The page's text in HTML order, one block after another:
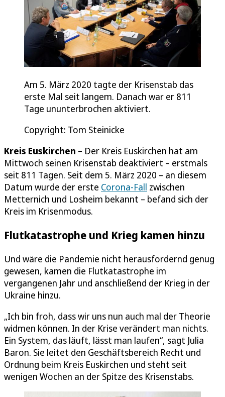
Am 5. März 2020 tagte der Krisenstab das
erste Mal seit langem. Danach war er 811
Tage ununterbrochen aktiviert.
Copyright: Tom Steinicke
Kreis Euskirchen – Der Kreis Euskirchen hat am
Mittwoch seinen Krisenstab deaktiviert – erstmals
seit 811 Tagen. Seit dem 5. März 2020 – an diesem
Datum wurde der erste Corona-Fall zwischen
Metternich und Losheim bekannt – befand sich der
Kreis im Krisenmodus.
Flutkatastrophe und Krieg kamen hinzu
Und wäre die Pandemie nicht herausfordernd genug
gewesen, kamen die Flutkatastrophe im
vergangenen Jahr und anschließend der Krieg in der
Ukraine hinzu.
„Ich bin froh, dass wir uns nun auch mal der Theorie
widmen können. In der Krise verändert man nichts.
Ein System, das läuft, lässt man laufen“, sagt Julia
Baron. Sie leitet den Geschäftsbereich Recht und
Ordnung beim Kreis Euskirchen und steht seit
wenigen Wochen an der Spitze des Krisenstabs.